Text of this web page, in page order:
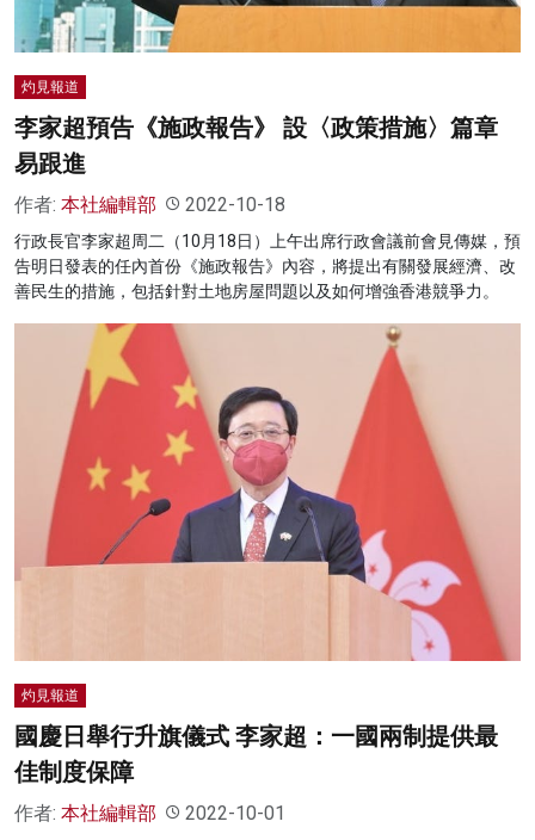
灼見報道
李家超預告《施政報告》 設〈政策措施〉篇章
易跟進
作者: 本社編輯部 2022-10-18
行政長官李家超周二（10月18日）上午出席行政會議前會見傳媒，預
告明日發表的任內首份《施政報告》內容，將提出有關發展經濟、改
善民生的措施，包括針對土地房屋問題以及如何增強香港競爭力。
灼見報道
國慶日舉行升旗儀式 李家超：一國兩制提供最
佳制度保障
作者: 本社編輯部 2022-10-01